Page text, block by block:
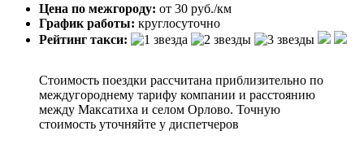
Цена по межгороду: от 30 руб./км
График работы: круглосуточно
Рейтинг такси:
Стоимость поездки рассчитана приблизительно по
междугороднему тарифу компании и расстоянию
между Максатиха и селом Орлово. Точную
стоимость уточняйте у диспетчеров